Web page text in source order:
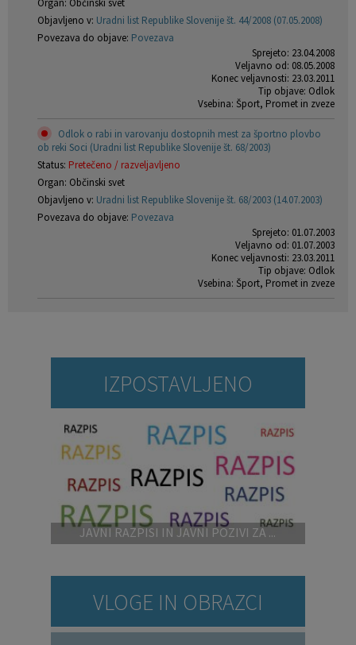
Organ: Občinski svet
Objavljeno v: Uradni list Republike Slovenije št. 44/2008 (07.05.2008)
Povezava do objave: Povezava
Sprejeto: 23.04.2008
Veljavno od: 08.05.2008
Konec veljavnosti: 23.03.2011
Tip objave: Odlok
Vsebina: Šport, Promet in zveze
Odlok o rabi in varovanju dostopnih mest za športno plovbo
ob reki Soci (Uradni list Republike Slovenije št. 68/2003)
Status: Pretečeno / razveljavljeno
Organ: Občinski svet
Objavljeno v: Uradni list Republike Slovenije št. 68/2003 (14.07.2003)
Povezava do objave: Povezava
Sprejeto: 01.07.2003
Veljavno od: 01.07.2003
Konec veljavnosti: 23.03.2011
Tip objave: Odlok
Vsebina: Šport, Promet in zveze
IZPOSTAVLJENO
JAVNI RAZPISI IN JAVNI POZIVI ZA ...
VLOGE IN OBRAZCI